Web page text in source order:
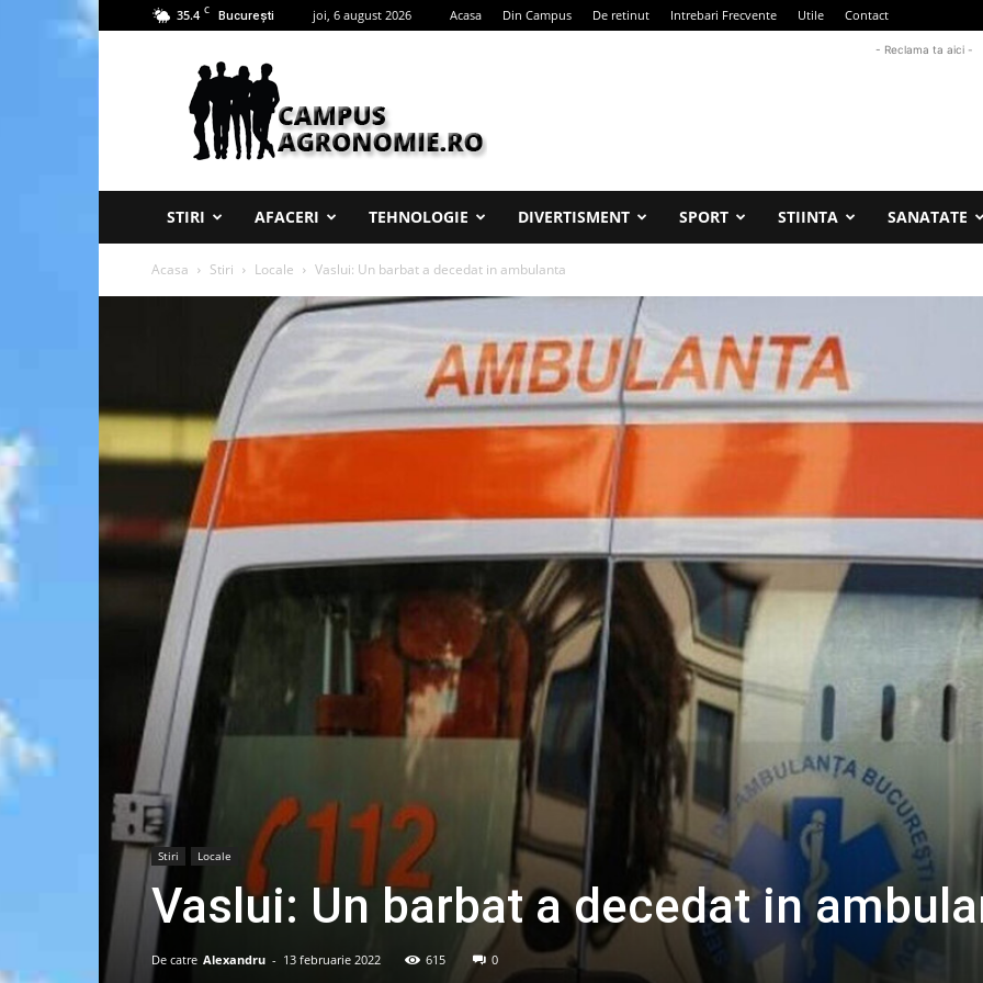
35.4 C București joi, 6 august 2026 Acasa Din Campus De retinut Intrebari Frecvente Utile Contact
Campus
Agronomie
- Reclama ta aici -
STIRI AFACERI TEHNOLOGIE DIVERTISMENT SPORT STIINTA SANATATE
Acasa Stiri Locale Vaslui: Un barbat a decedat in ambulanta
Stiri Locale
Vaslui: Un barbat a decedat in
De catre Alexandru - 13 februarie 2022 615 0